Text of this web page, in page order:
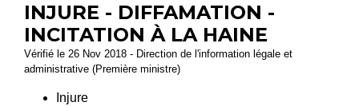
INJURE - DIFFAMATION -
INCITATION À LA HAINE
Vérifié le 26 Nov 2018 - Direction de l'information légale et
administrative (Première ministre)
Injure